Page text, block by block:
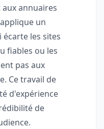
annuaires
un
les sites
fiables ou les
pas aux
Ce travail de
d'expérience
de